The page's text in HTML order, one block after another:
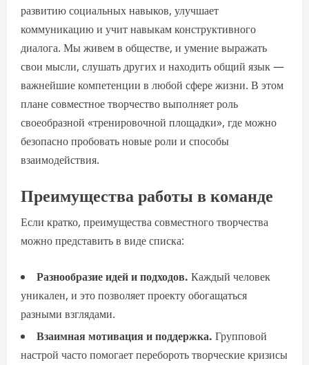
развитию социальных навыков, улучшает
коммуникацию и учит навыкам конструктивного
диалога. Мы живем в обществе, и умение выражать
свои мысли, слушать других и находить общий язык —
важнейшие компетенции в любой сфере жизни. В этом
плане совместное творчество выполняет роль
своеобразной «тренировочной площадки», где можно
безопасно пробовать новые роли и способы
взаимодействия.
Преимущества работы в команде
Если кратко, преимущества совместного творчества
можно представить в виде списка:
Разнообразие идей и подходов. Каждый человек
уникален, и это позволяет проекту обогащаться
разными взглядами.
Взаимная мотивация и поддержка. Групповой
настрой часто помогает перебороть творческие кризисы